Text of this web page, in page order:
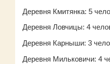
Деревня Кмитянка: 5
Деревня Ловчицы: 4
Деревня Карныши: 3
Деревня Мильковичи: 4